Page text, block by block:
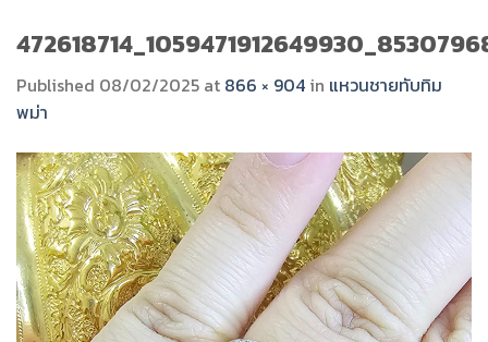
Published 08/02/2025 at 866 × 904 in แหวนชายทับทิม
พม่า